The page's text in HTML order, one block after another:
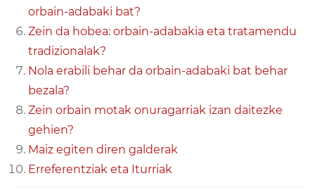
orbain-adabaki bat?
Zein da hobea: orbain-adabakia eta tratamendu
tradizionalak?
Nola erabili behar da orbain-adabaki bat behar
bezala?
Zein orbain motak onuragarriak izan daitezke
gehien?
Maiz egiten diren galderak
Erreferentziak eta Iturriak